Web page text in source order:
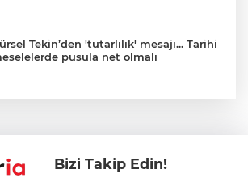
Tekin’den 'tutarlılık' mesajı... Tarihi
pusula net olmalı
Alaçam'a yeni yaşam alanı
Bizi Takip Edin!